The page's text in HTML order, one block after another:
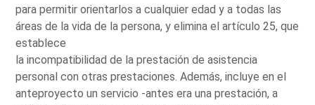
para permitir orientarlos a cualquier edad y a todas las
áreas de la vida de la persona, y elimina el artículo 25, que
establece
la incompatibilidad de la prestación de asistencia
personal con otras prestaciones. Además, incluye en el
anteproyecto un servicio -antes era una prestación, a